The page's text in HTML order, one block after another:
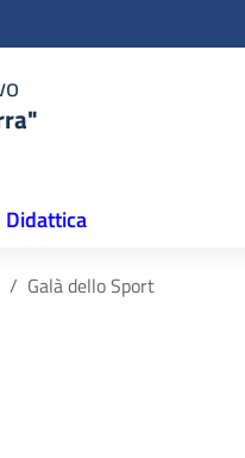
Didattica
Galà dello Sport